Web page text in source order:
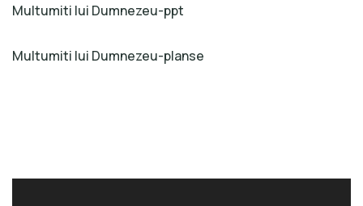
Multumiti lui Dumnezeu-ppt
Multumiti lui Dumnezeu-planse